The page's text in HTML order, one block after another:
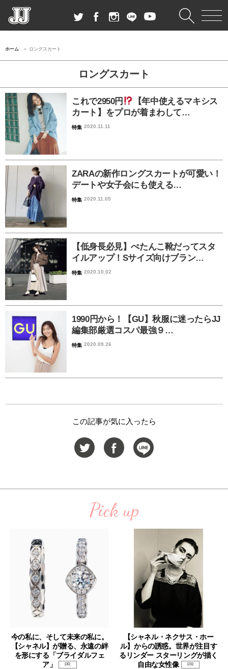
ホーム ロングスカート
ロングスカート
これで2950円
【年中使えるマキシス
カート】をプロが着まわして…
特集 2020.11.11
ZARAの新作ロングスカートが可愛い！
デートや女子会にも使える…
特集 2020.11.05
【低身長必見】ぺたんこ靴だってスタ
イルアップ！Sサイズ向けブラン…
特集 2020.10.02
1990円から！【GU】秋服に迷ったらJJ
編集部厳選コスパ最強９…
特集 2020.09.26
この記事が気に入ったら
Pick up
今の私に、そして未来の私に。
【シャネル】が贈る、永遠の絆
を形にする「ブライダルフェ
ア」
PR
【シャネル・ネクサス・ホー
ル】からの誘惑。世界が注目す
るリンダー スターリングが描く
自由な女性像
PR